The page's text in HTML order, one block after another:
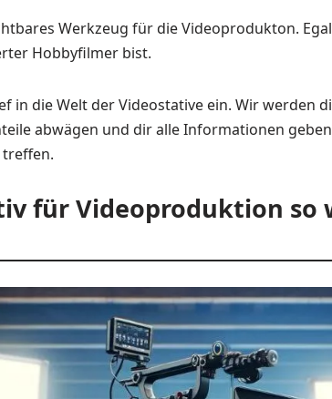
Werkzeug für die Videoprodukton.
Hobbyfilmer bist.
in die Welt der Videostative ein. Wir werden
abwägen und dir alle Informationen
für Videoproduktion so